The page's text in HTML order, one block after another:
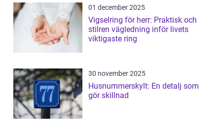
01 december 2025
Vigselring för herr: Praktisk och
stilren vägledning inför livets
viktigaste ring
30 november 2025
Husnummerskylt: En detalj som
gör skillnad